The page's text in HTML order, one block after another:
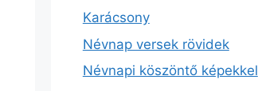
Karácsony
Névnap versek rövidek
Névnapi köszöntő képekkel